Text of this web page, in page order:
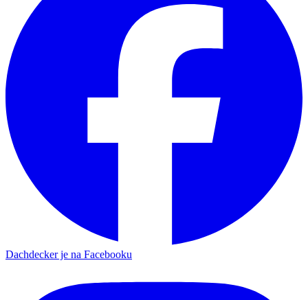
Dachdecker je na Facebooku